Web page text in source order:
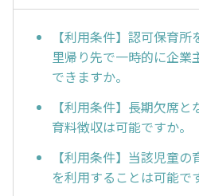
【利用条件】認可保育所
里帰り先で一時的に企業
できますか。
【利用条件】長期欠席
育料徴収は可能ですか。
【利用条件】当該児童
を利用することは可能で